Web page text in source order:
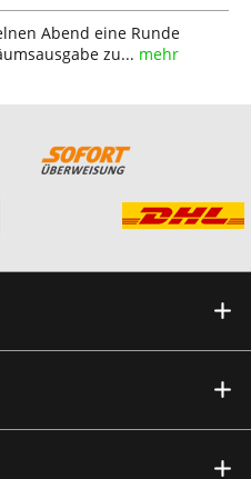
Abend eine Runde
zu... mehr